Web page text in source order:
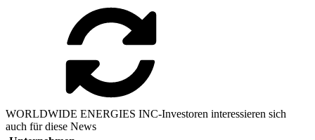
WORLDWIDE ENERGIES INC-Investoren interessieren sich
auch für diese News